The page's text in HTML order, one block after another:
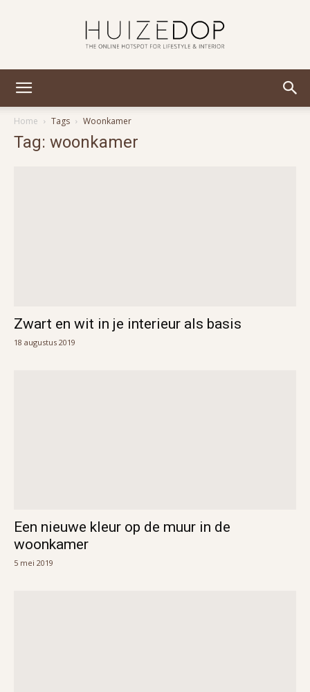
Home
Tags Woonkamer
Tag: woonkamer
Zwart en wit in je interieur als basis
18 augustus 2019
Een nieuwe kleur op de muur in de
woonkamer
5 mei 2019